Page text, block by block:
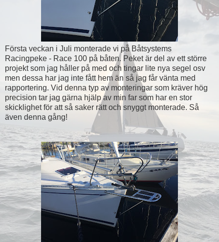
Första veckan i Juli monterade vi på Båtsystems
Racingpeke - Race 100 på båten. Peket är del av ett större
projekt som jag håller på med och tingar lite nya segel osv
men dessa har jag inte fått hem än så jag får vänta med
rapportering. Vid denna typ av monteringar som kräver hög
precision tar jag gärna hjälp av min far som har en stor
skicklighet för att så saker rätt och snyggt monterade. Så
även denna gång!